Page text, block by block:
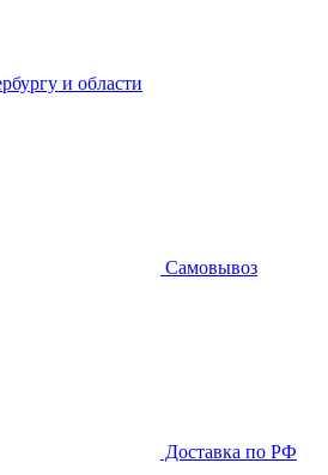
и области
Самовывоз
Доставка по РФ